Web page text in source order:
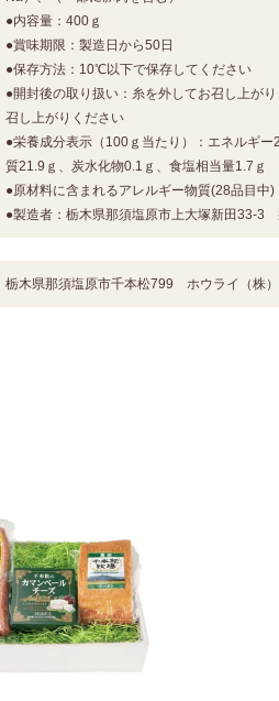
●内容量：400ｇ
●賞味期限：製造日から50日
●保存方法：10℃以下で保存してください
●開封後の取り扱い：糸を外してお召し上が
召し上がりください
●栄養成分表示（100ｇ当たり）：エネルギ
質21.9ｇ、炭水化物0.1ｇ、食塩相当量1.7ｇ
●原材料に含まれるアレルギー物質(28品目中)
●製造者：栃木県那須塩原市上大塚新田33-3
栃木県那須塩原市千本松799 ホウライ（株